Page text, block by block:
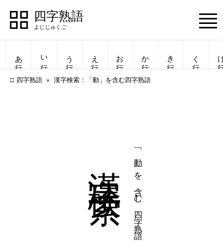
四字熟語
四字熟語
一覧表示
Menu
あ行 い行 う行 え行 お行 か行 き行 く行
四字熟語 漢字検索：「動」を含む四字熟語
「動」を含む四字熟語
四字熟語
一覧表示